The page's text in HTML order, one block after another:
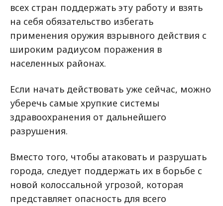
всех стран поддержать эту работу и взять
на себя обязательство избегать
применения оружия взрывного действия с
широким радиусом поражения в
населенных районах.
Если начать действовать уже сейчас, можно
уберечь самые хрупкие системы
здравоохранения от дальнейшего
разрушения.
Вместо того, чтобы атаковать и разрушать
города, следует поддержать их в борьбе с
новой колоссальной угрозой, которая
представляет опасность для всего